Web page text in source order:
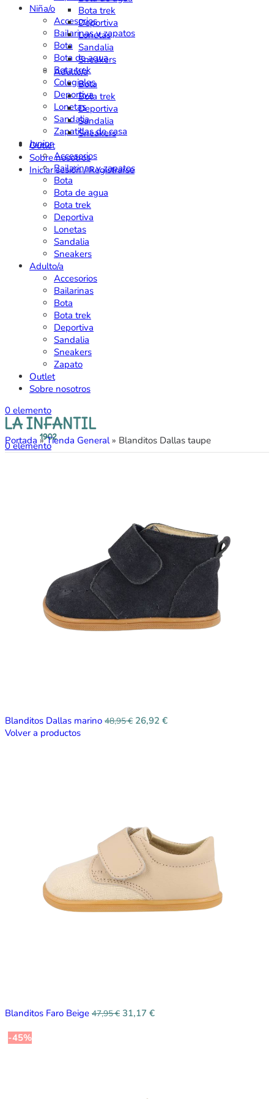
Niña/o
Accesorios
Bailarinas y zapatos
Bota
Bota de agua
Bota trek
Colegiales
Deportiva
Lonetas
Sandalia
Zapatillas de casa
Junior
Accesorios
Bailarinas y zapatos
Bota
Bota de agua
Bota trek
Deportiva
Lonetas
Sandalia
Sneakers
Adulto/a
Accesorios
Bailarinas
Bota
Bota trek
Deportiva
Sandalia
Sneakers
Zapato
Outlet
Sobre nosotros
0 elemento
0elemento
Portada »Tienda General» Blanditos Dallas taupe
Blanditos Dallas marino 48,95€ 26,92 €
Volver a productos
Blanditos Faro Beige 47,95€ 31,17 €
-45%
Bota trek
Deportiva
Lonetas
Sandalia
Sneakers
Adulto/a
Bota
Bota trek
Deportiva
Sandalia
Sneakers
Outlet
Sobre nosotros
Iniciar sesión / Registrarse